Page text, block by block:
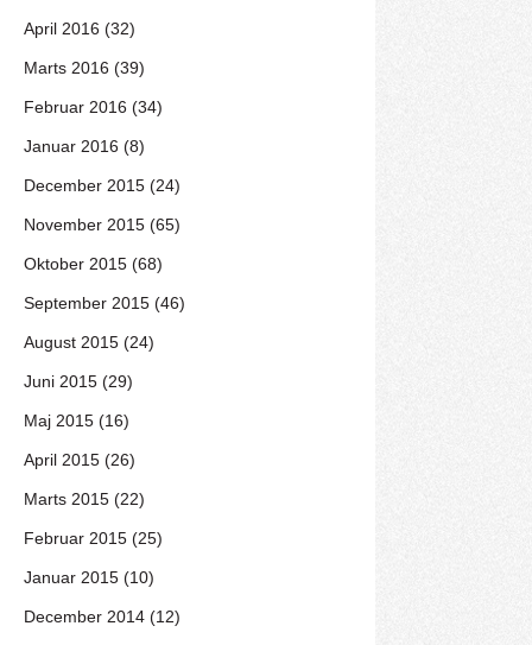
April 2016 (32)
Marts 2016 (39)
Februar 2016 (34)
Januar 2016 (8)
December 2015 (24)
November 2015 (65)
Oktober 2015 (68)
September 2015 (46)
August 2015 (24)
Juni 2015 (29)
Maj 2015 (16)
April 2015 (26)
Marts 2015 (22)
Februar 2015 (25)
Januar 2015 (10)
December 2014 (12)